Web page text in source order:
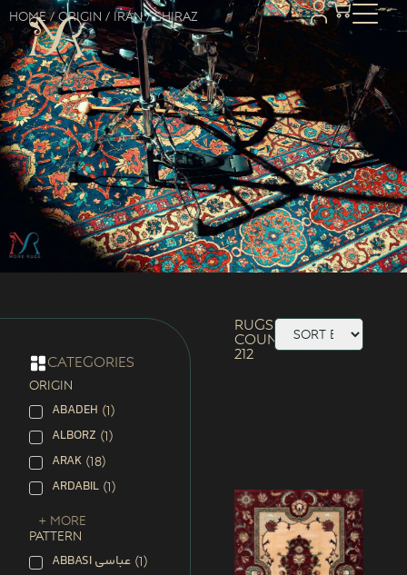
Home/ Origin / Iran/ Shiraz
categories
ORIGIN
ABADEH (1)
ALBORZ (1)
ARAK (18)
ARDABIL (1)
+ More
PATTERN
ABBASI عباسی (1)
Rugs
Count:
212